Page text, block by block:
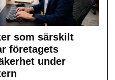
som särskilt
företagets
under